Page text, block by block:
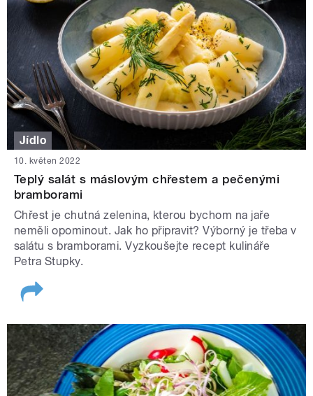
Jídlo
10. květen 2022
Teplý salát s máslovým chřestem a pečenými
bramborami
Chřest je chutná zelenina, kterou bychom na jaře
neměli opominout. Jak ho připravit? Výborný je třeba v
salátu s bramborami. Vyzkoušejte recept kulináře
Petra Stupky.